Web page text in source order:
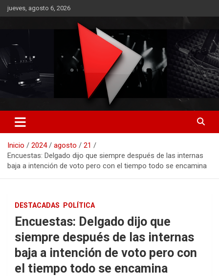
Saltar
al
jueves, agosto 6, 2026
RO CONTENIDOS
Inicio 2024 agosto
21
Encuestas: Delgado dijo que siempre después de las internas
baja a intención de voto pero con el tiempo todo se encamina
DESTACADAS POLÍTICA
Encuestas: Delgado dijo que
siempre después de las internas
baja a intención de voto pero con
el tiempo todo se encamina